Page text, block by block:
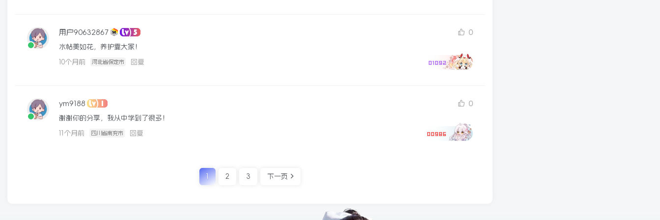
用户90632867 0
水帖美如花，养护靠大家！
10个月前 河北省保定市 回复 01092
ym9188 0
谢谢你的分享，我从中学到了很多！
11个月前 四川省南充市 回复 00986
1 2 3 下一页